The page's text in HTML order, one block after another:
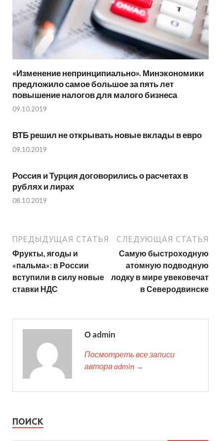
«Изменение непринципиально». Минэкономики
предложило самое большое за пять лет
повышение налогов для малого бизнеса
09.10.2019
ВТБ решил не открывать новые вклады в евро
09.10.2019
Россия и Турция договорились о расчетах в
рублях и лирах
08.10.2019
ПРЕДЫДУЩАЯ СТАТЬЯ
Фрукты, ягоды и
«пальма»: в России
вступили в силу новые
ставки НДС
СЛЕДУЮЩАЯ СТАТЬЯ
Самую быстроходную
атомную подводную
лодку в мире увековечат
в Северодвинске
О admin
Посмотреть все записи
автора admin →
ПОИСК